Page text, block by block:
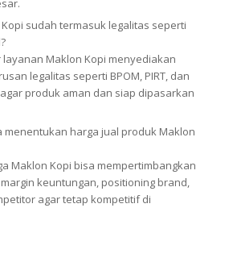
sudah termasuk legalitas seperti
Maklon Kopi menyediakan
legalitas seperti BPOM, PIRT, dan
produk aman dan siap dipasarkan
menentukan harga jual produk Maklon
Maklon Kopi bisa mempertimbangkan
keuntungan, positioning brand,
agar tetap kompetitif di